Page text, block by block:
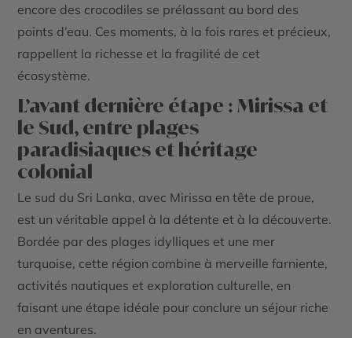
encore des crocodiles se prélassant au bord des
points d’eau. Ces moments, à la fois rares et précieux,
rappellent la richesse et la fragilité de cet
écosystème.
L’avant dernière étape : Mirissa et
le Sud, entre plages
paradisiaques et héritage
colonial
Le sud du Sri Lanka, avec Mirissa en tête de proue,
est un véritable appel à la détente et à la découverte.
Bordée par des plages idylliques et une mer
turquoise, cette région combine à merveille farniente,
activités nautiques et exploration culturelle, en
faisant une étape idéale pour conclure un séjour riche
en aventures.